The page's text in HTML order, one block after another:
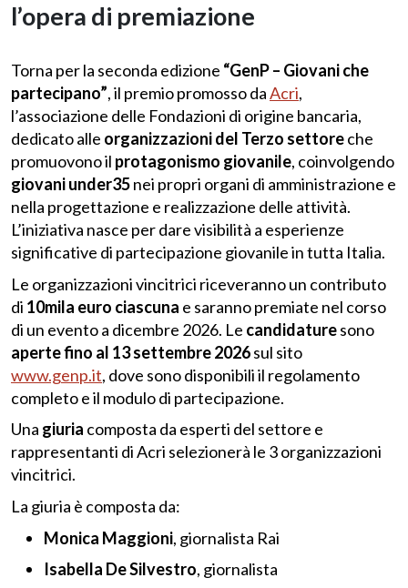
l’opera di premiazione
Torna per la seconda edizione “GenP – Giovani che
partecipano”, il premio promosso daAcri,
l’associazione delle Fondazioni di origine bancaria,
dedicato alle organizzazioni del Terzo settoreche
promuovono il protagonismo giovanile, coinvolgendo
giovani under35nei propri organi di amministrazione e
nella progettazione e realizzazione delle attività.
L’iniziativa nasce per dare visibilità a esperienze
significative di partecipazione giovanile in tutta Italia.
Le organizzazioni vincitrici riceveranno un contributo
di 10mila euro ciascuna e saranno premiate nel corso
di un evento a dicembre 2026. Le candidaturesono
aperte fino al 13 settembre 2026sul sito
www.genp.it, dove sono disponibili il regolamento
completo e il modulo di partecipazione.
Una giuria composta da esperti del settore e
rappresentanti di Acri selezionerà le 3 organizzazioni
vincitrici.
La giuria è composta da:
Monica Maggioni, giornalista Rai
Isabella De Silvestro, giornalista